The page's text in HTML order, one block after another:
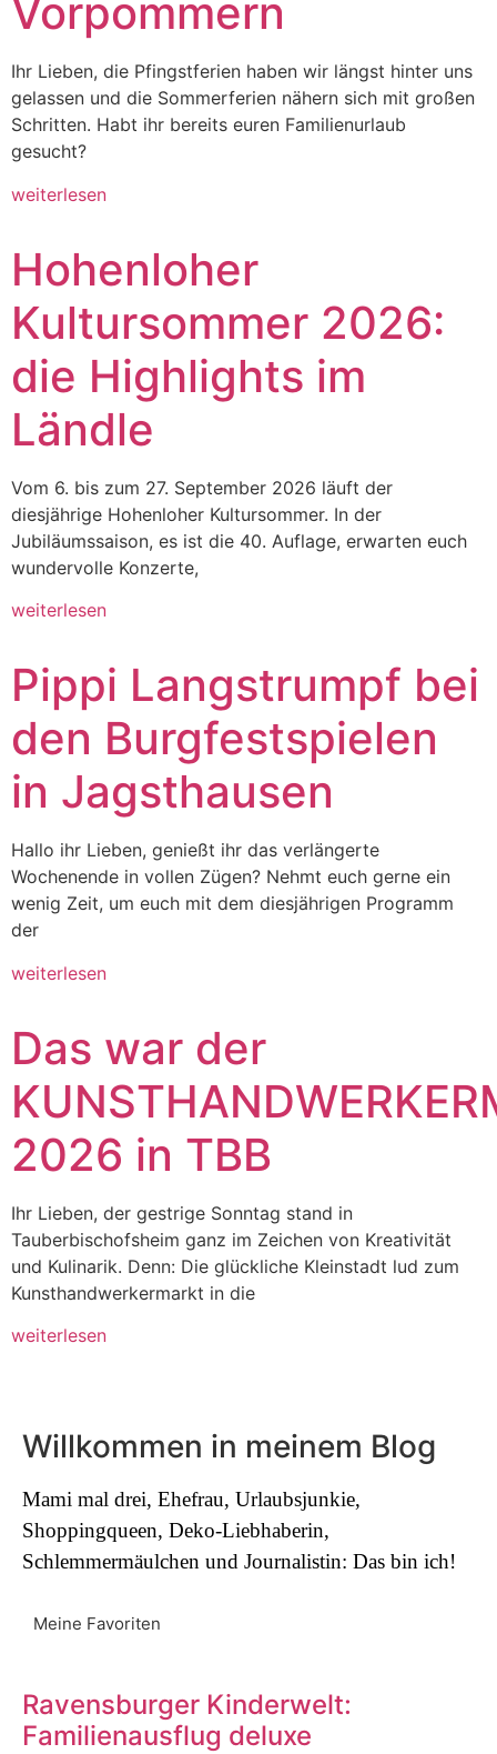
Vorpommern
Ihr Lieben, die Pfingstferien haben wir längst hinter uns
gelassen und die Sommerferien nähern sich mit großen
Schritten. Habt ihr bereits euren Familienurlaub
gesucht?
weiterlesen
Hohenloher
Kultursommer 2026:
die Highlights im
Ländle
Vom 6. bis zum 27. September 2026 läuft der
diesjährige Hohenloher Kultursommer. In der
Jubiläumssaison, es ist die 40. Auflage, erwarten euch
wundervolle Konzerte,
weiterlesen
Pippi Langstrumpf bei
den Burgfestspielen
in Jagsthausen
Hallo ihr Lieben, genießt ihr das verlängerte
Wochenende in vollen Zügen? Nehmt euch gerne ein
wenig Zeit, um euch mit dem diesjährigen Programm
der
weiterlesen
Das war der
2026 in TBB
Ihr Lieben, der gestrige Sonntag stand in
Tauberbischofsheim ganz im Zeichen von Kreativität
und Kulinarik. Denn: Die glückliche Kleinstadt lud zum
Kunsthandwerkermarkt in die
weiterlesen
Willkommen in meinem Blog
Mami mal drei, Ehefrau, Urlaubsjunkie,
Shoppingqueen, Deko-Liebhaberin,
Schlemmermäulchen und Journalistin: Das bin ich!
Meine Favoriten
Ravensburger Kinderwelt:
Familienausflug deluxe